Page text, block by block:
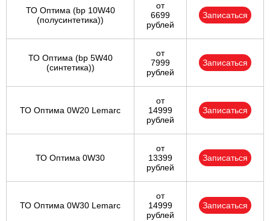
ТО Оптима (bp 10W40
(полусинтетика))
от
6699
рублей
Записаться
ТО Оптима (bp 5W40
(синтетика))
от
7999
рублей
Записаться
ТО Оптима 0W20 Lemarc
от
14999
рублей
Записаться
ТО Оптима 0W30
от
13399
рублей
Записаться
ТО Оптима 0W30 Lemarc
от
14999
рублей
Записаться